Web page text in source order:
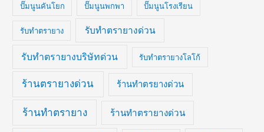
ปั๊มนูนคันโยก ปั๊มนูนพกพา ปั๊มนูนโรงเรียน
รับทำตรายาง รับทำตรายางด่วน
รับทำตรายางบริษัทด่วน รับทำตรายางโลโก้
ร้านตรายางด่วน ร้านทำตรยางด่วน
ร้านทำตรายาง ร้านทำตรายางด่วน